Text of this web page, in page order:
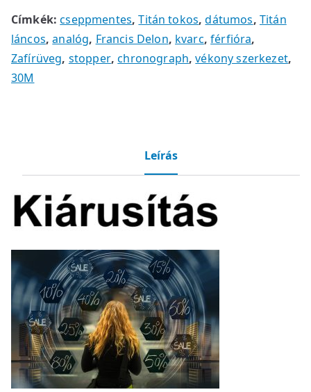
Címkék:cseppmentes,Titán tokos,dátumos, Titán
láncos,analóg, Francis Delon, kvarc,férfióra,
Zafírüveg, stopper,chronograph,vékony szerkezet,
30M
Leírás